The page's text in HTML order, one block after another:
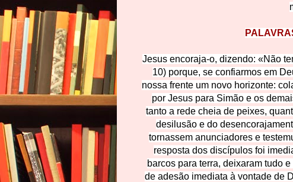
Jesus encoraja-o, dizendo: «Não
10) porque, se confiarmos em
nossa frente um novo horizonte:
por Jesus para Simão e os
tanto a rede cheia de peixes,
desilusão e do
tornassem anunciadores e
resposta dos discípulos foi
barcos para terra, deixaram tudo
de adesão imediata à vontade de